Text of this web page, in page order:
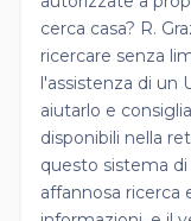
cerca casa? R.
ricercare senza
l'assistenza di un
aiutarlo e
disponibili nella
questo sistema
affannosa ricerca